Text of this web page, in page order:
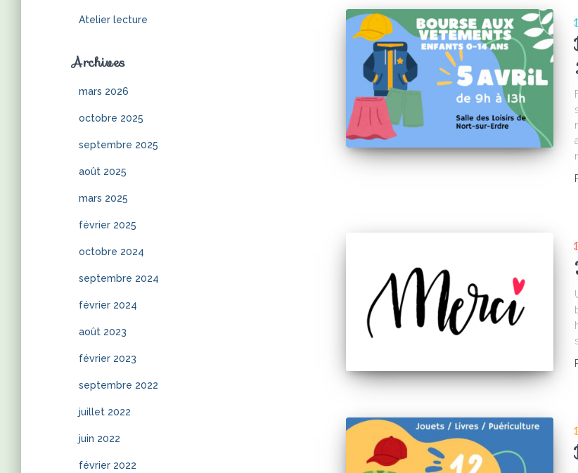
Atelier lecture
Archives
mars 2026
octobre 2025
septembre 2025
août 2025
mars 2025
février 2025
octobre 2024
septembre 2024
février 2024
août 2023
février 2023
septembre 2022
juillet 2022
juin 2022
février 2022